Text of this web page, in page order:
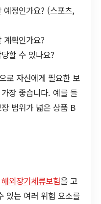
정인가요? (스포츠,
계획인가요?
할 수 있나요?
로 자신에게 필요한 보
장 좋습니다. 예를 들
범위가 넓은 상품 B
해외장기체류보험을 고
있는 여러 위험 요소를